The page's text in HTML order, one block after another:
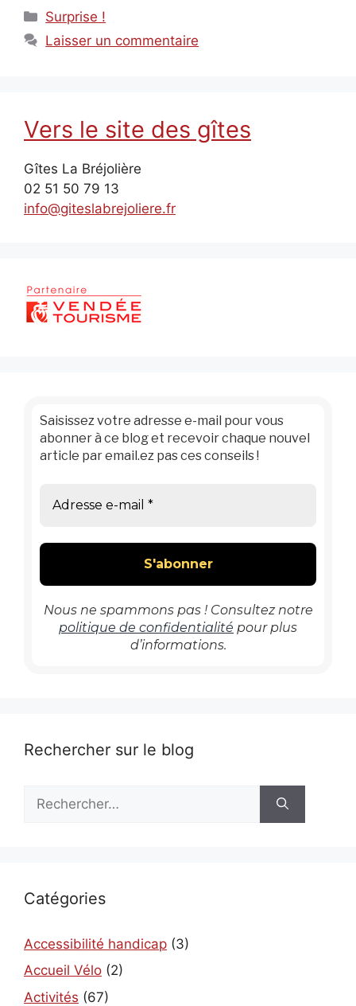
Catégories
Surprise !
Laisser un commentaire
Vers le site des gîtes
Gîtes La Bréjolière
02 51 50 79 13
info@giteslabrejoliere.fr
Saisissez votre adresse e-mail pour vous
abonner à ce blog et recevoir chaque nouvel
article par email.ez pas ces conseils !
Nous ne spammons pas ! Consultez notre
politique de confidentialité pour plus
d’informations.
Rechercher sur le blog
Catégories
Accessibilité handicap (3)
Accueil Vélo (2)
Activités (67)